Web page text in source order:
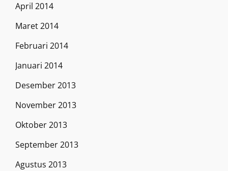
April 2014
Maret 2014
Februari 2014
Januari 2014
Desember 2013
November 2013
Oktober 2013
September 2013
Agustus 2013